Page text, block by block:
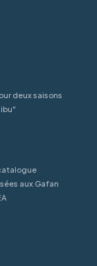
deux saisons
aux Gafan